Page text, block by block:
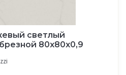
светлый
80x80x0,9